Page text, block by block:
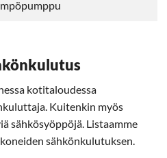
kotitaloudessa
Kuitenkin myös
sähkösyöppöjä. Listaamme
sähkönkulutuksen.